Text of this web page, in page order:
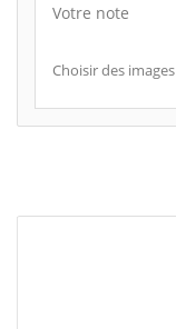
Votre note
Choisir des images